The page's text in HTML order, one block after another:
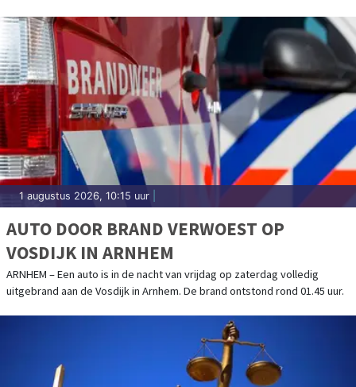
1 augustus 2026, 10:15 uur
AUTO DOOR BRAND VERWOEST OP
VOSDIJK IN ARNHEM
ARNHEM – Een auto is in de nacht van vrijdag op zaterdag volledig
uitgebrand aan de Vosdijk in Arnhem. De brand ontstond rond 01.45 uur.